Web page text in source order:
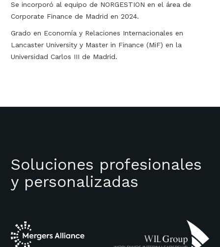
Se incorporó al equipo de NORGESTION en el área de
Corporate Finance de Madrid en 2024.
Grado en Economía y Relaciones Internacionales en
Lancaster University y Master in Finance (MiF) en la
Universidad Carlos III de Madrid.
Soluciones profesionales
y personalizadas